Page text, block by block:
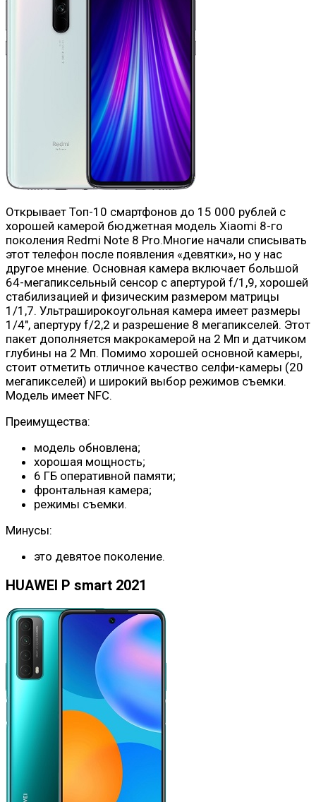
Открывает Топ-10 смартфонов до 15 000 рублей с
хорошей камерой бюджетная модель Xiaomi 8-го
поколения Redmi Note 8 Pro.Многие начали списывать
этот телефон после появления «девятки», но у нас
другое мнение. Основная камера включает большой
64-мегапиксельный сенсор с апертурой f/1,9, хорошей
стабилизацией и физическим размером матрицы
1/1,7. Ультраширокоугольная камера имеет размеры
1/4″, апертуру f/2,2 и разрешение 8 мегапикселей. Этот
пакет дополняется макрокамерой на 2 Мп и датчиком
глубины на 2 Мп. Помимо хорошей основной камеры,
стоит отметить отличное качество селфи-камеры (20
мегапикселей) и широкий выбор режимов съемки.
Модель имеет NFC.
Преимущества:
модель обновлена;
хорошая мощность;
6 ГБ оперативной памяти;
фронтальная камера;
режимы съемки.
Минусы:
это девятое поколение.
HUAWEI P smart 2021